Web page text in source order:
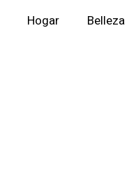
Hogar Belleza